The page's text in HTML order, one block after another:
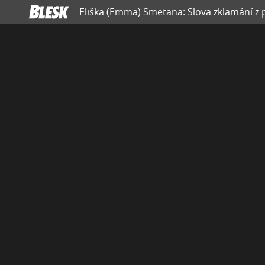
Eliška (Emma) Smetana: Slova zklamání z